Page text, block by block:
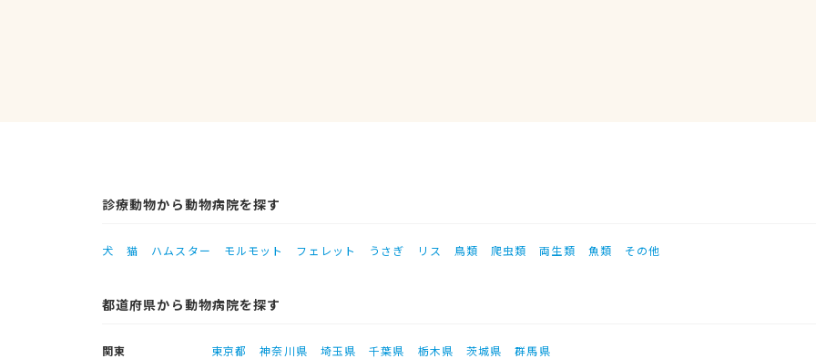
診療動物から動物病院を探す
犬 猫 ハムスター モルモット フェレット うさぎ リス 鳥類 爬虫類 両生類 魚類 その他
都道府県から動物病院を探す
関東 東京都 神奈川県 埼玉県 千葉県 栃木県 茨城県
群馬県